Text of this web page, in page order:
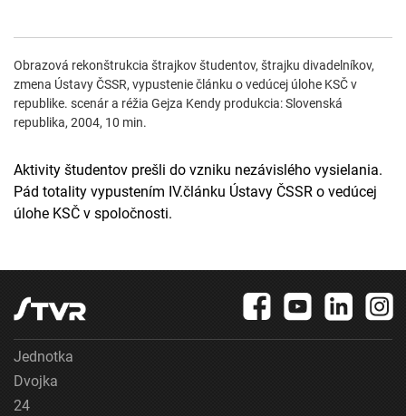
Obrazová rekonštrukcia štrajkov študentov, štrajku divadelníkov,
zmena Ústavy ČSSR, vypustenie článku o vedúcej úlohe KSČ v
republike. scenár a réžia Gejza Kendy produkcia: Slovenská
republika, 2004, 10 min.
Aktivity študentov prešli do vzniku nezávislého vysielania.
Pád totality vypustením IV.článku Ústavy ČSSR o vedúcej
úlohe KSČ v spoločnosti.
Jednotka
Dvojka
24